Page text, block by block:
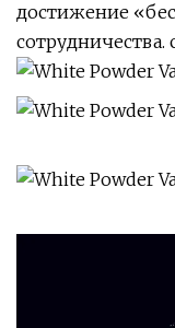
достижение
сотрудничества.